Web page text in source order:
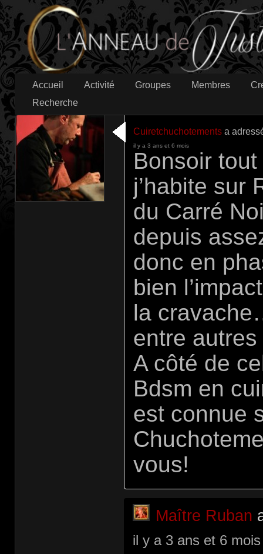
Accueil Activité Groupes Membres
Recherche
Cuiretchuchotementsa
il y a 3 ans et 6 mois
Bonsoir
j’habite sur
du Carré
depuis
donc en
bien
la
entre
A côté de
Bdsm en
est connue
vous!
Maître Ruban
il y a 3 ans et 6 mois